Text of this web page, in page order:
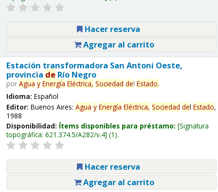
Hacer reserva
Agregar al carrito
Estación transformadora San Antoni Oeste,
provincia deRío Negro
por Agua y Energía Eléctrica, Sociedad del Estado.
Idioma: Español
Editor: Buenos Aires: Agua y Energía Eléctrica, Sociedad del Estado,
1988
Disponibilidad: Ítems disponibles para préstamo: Signatura
topográfica: 621.374.5/A282/v.4 (1).
Hacer reserva
Agregar al carrito